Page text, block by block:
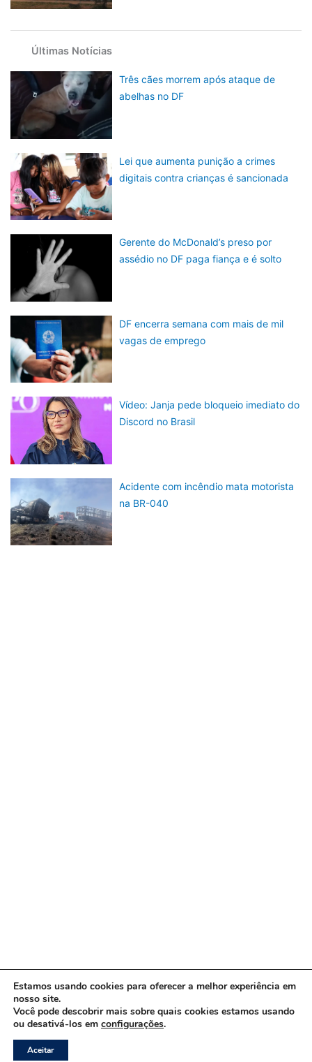
Últimas Notícias
Três cães morrem após ataque de
abelhas no DF
Lei que aumenta punição a crimes
digitais contra crianças é sancionada
Gerente do McDonald’s preso por
assédio no DF paga fiança e é solto
DF encerra semana com mais de mil
vagas de emprego
Vídeo: Janja pede bloqueio imediato do
Discord no Brasil
Acidente com incêndio mata motorista
na BR-040
Copyright © 2026 www.ACORDA DF
Estamos usando cookies para oferecer a melhor experiência em
nosso site.
Você pode descobrir mais sobre quais cookies estamos usando
ou desativá-los em configurações.
Aceitar